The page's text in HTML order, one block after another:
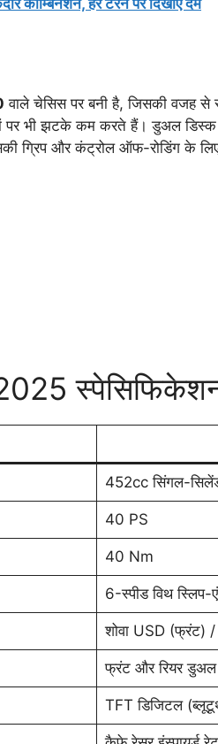
कॉम्बिनेशन, हर टेरेन पर दिखाए दम
वाले चेसिस पर बनी है, जिसकी वजह से
पर भी झटके कम करते हैं। डुअल
ग्रिप और कंट्रोल ऑफ-रोडिंग के लिए
452cc सिंगल-
40 PS
40 Nm
6-स्पीड विथ
शोवा USD (फ्रंट) /
फ्रंट और रियर डुअल
TFT डिजिटल